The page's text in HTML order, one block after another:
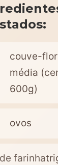
couve-flor
média
600g)
ovos
farinha